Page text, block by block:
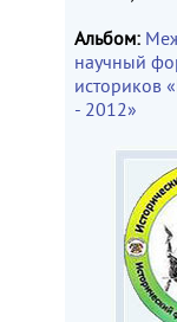
Альбом:
научный
историков
- 2012»